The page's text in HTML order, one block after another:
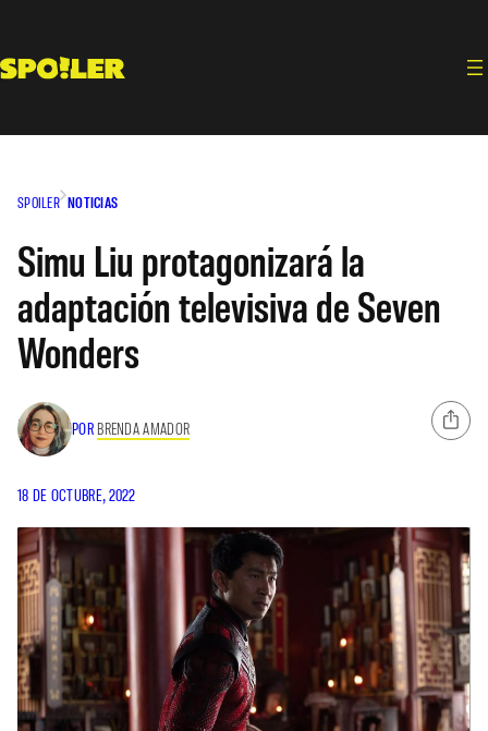
contenido
SPOILER NOTICIAS
Simu Liu protagonizará la
adaptación televisiva de Seven
Wonders
POR BRENDA AMADOR
18 DE OCTUBRE, 2022